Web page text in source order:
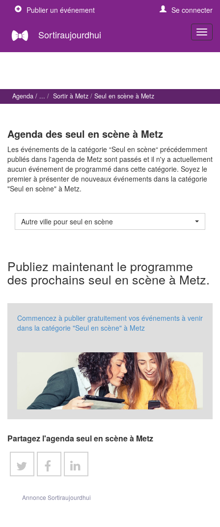
Publier un événement Se connecter
Sortiraujourdhui
Agenda Sortir à Metz Seul en scène à Metz
Agenda des seul en scène à Metz
Les événements de la catégorie “Seul en scène“ précédemment
publiés dans l'agenda de Metz sont passés et il n'y a actuellement
aucun événement de programmé dans cette catégorie. Soyez le
premier à présenter de nouveaux événements dans la catégorie
"Seul en scène" à Metz.
Autre ville pour seul en scène
Publiez maintenant le programme
des prochains seul en scène à Metz.
Commencez à publier gratuitement vos événements à venir
dans la catégorie "Seul en scène" à Metz
Partagez l'agenda seul en scène à Metz
Annonce Sortiraujourdhui